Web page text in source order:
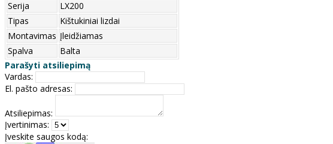
Serija
LX200
Tipas
Kištukiniai lizdai
Montavimas Įleidžiamas
Spalva
Balta
Parašyti atsiliepimą
Vardas:
El. pašto adresas:
Atsiliepimas:
Įvertinimas:
Įveskite saugos kodą: